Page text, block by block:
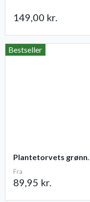
149,00 kr.
Bestseller
Fra
89,95 kr.